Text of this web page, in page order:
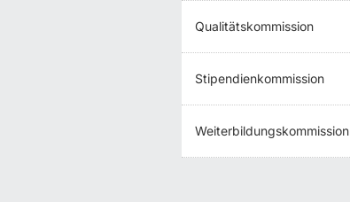
Qualitätskommission
Stipendienkommission
Weiterbildungskommission